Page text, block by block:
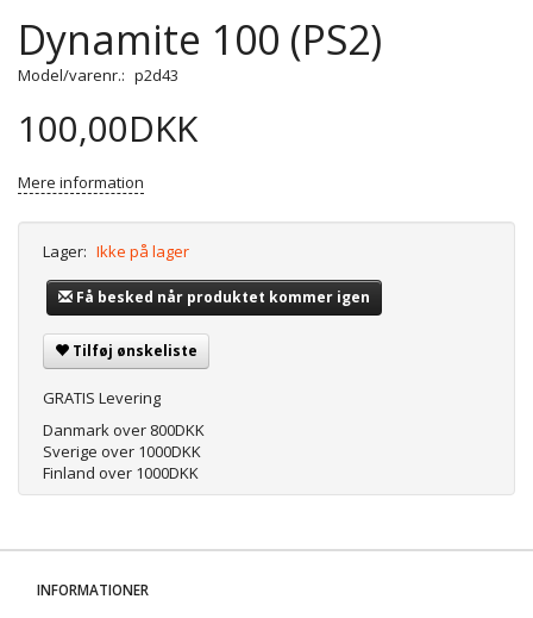
Dynamite 100 (PS2)
Model/varenr.: p2d43
100,00DKK
Mere information
Lager: Ikke på lager
Få besked når produktet kommer igen
Tilføj ønskeliste
GRATIS Levering
Danmark over 800DKK
Sverige over 1000DKK
Finland over 1000DKK
INFORMATIONER